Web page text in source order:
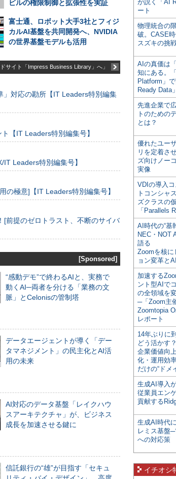
ビルの権限制御と拡張性を実証
富士通、ロボット大手3社とフィジ
カルAI基盤を共同開発へ、NVIDIA
の世界基盤モデルも活用
サイト「Impress Business Library」へ」
」対応の勘所【IT Leaders特別編集
【IT Leaders特別編集号】
Leaders特別編集号】
の極意]【IT Leaders特別編集号】
前提のゼロトラスト、不断のサイバ
[Sponsored]
“感動デモ”で終わるAIと、実務で
動くAI─両者を分ける「業務の文
脈」とCelonisの管制塔
データエージェントが導く「デー
タマネジメント」の民主化とAI活
用の未来
AI対応のデータ基盤「レイクハウ
スアーキテクチャ」が、ビジネス
成長を加速させる鍵に
信託銀行の“雄”が目指す「セキュ
が説く「AI
ート
物理統合の
破。CASE
スズキの挑
AIの真価は
知にある。
Platform」
Ready Data
先進企業で
トのための
とは？
優れたユー
リを定着さ
ズ向けノー
実像
VDIの導入
トコンシャ
ズクラスの
「Parallels
AI時代の“基
NEC・NOT
語る
Zoomを核に
ョン変革と
加速する
ント型AIで
の全領域を
─「Zoom主
Zoomtopia
レポート
14年ぶりに
どう活かす？
企業価値向
化・運用効
だけの“ドメ
生成AI導入
従業員エン
貢献する
生成AI時代
レミス基盤
への対応策
イチオシ